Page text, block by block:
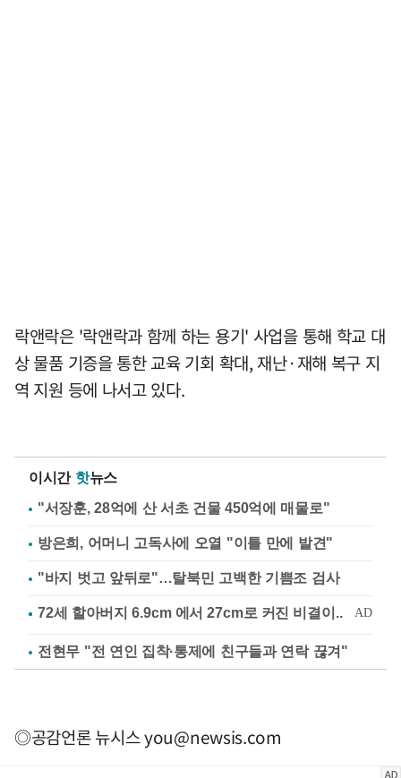
락앤락은 '락앤락과 함께 하는 용기' 사업을 통해 학교 대
상 물품 기증을 통한 교육 기회 확대, 재난·재해 복구 지
역 지원 등에 나서고 있다.
이시간 핫뉴스
"서장훈, 28억에 산 서초 건물 450억에 매물로"
방은희, 어머니 고독사에 오열 "이틀 만에 발견"
"바지 벗고 앞뒤로"…탈북민 고백한 기쁨조 검사
전현무 "전 연인 집착·통제에 친구들과 연락 끊겨"
◎공감언론 뉴시스you@newsis.com